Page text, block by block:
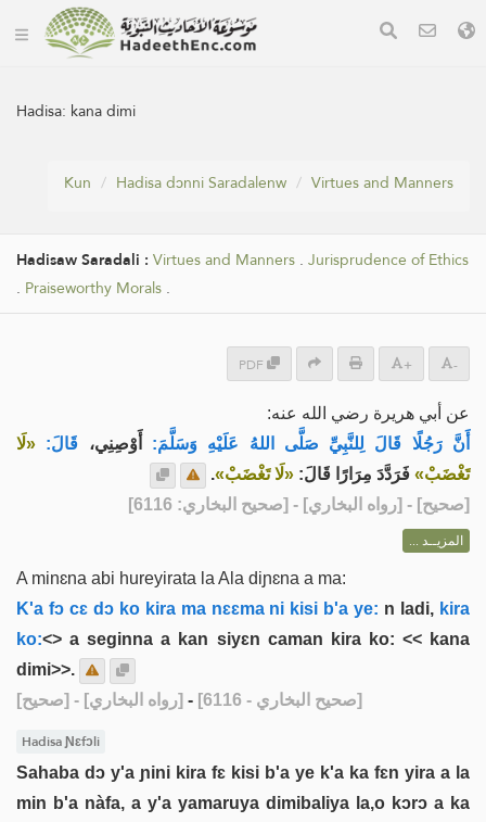
Hadisa: kana dimi
Kun Hadisa dɔnni Saradalenw Virtues and Manners
Hadisaw Saradali : Virtues and Manners . Jurisprudence of Ethics
. Praiseworthy Morals .
PDF + -
عن أبي هريرة رضي الله عنه:
أَنَّ رَجُلًا قَالَ لِلنَّبِيِّ صَلَّى اللهُ عَلَيْهِ وَسَلَّمَ: أَوْصِنِي، قَالَ: «لَا
تَغْضَبْ» فَرَدَّدَ مِرَارًا قَالَ: «لَا تَغْضَبْ».
[صحيح] - [رواه البخاري] - [صحيح البخاري: 6116]
المزيــد ...
A minɛna abi hureyirata la Ala diɲɛna a ma:
K'a fɔ cɛ dɔ ko kira ma nɛɛma ni kisi b'a ye: n ladi, kira
ko:<> a seginna a kan siyɛn caman kira ko: << kana
dimi>>.
[صحيح]
- [رواه البخاري] - [صحيح البخاري - 6116]
Hadisa Ɲɛfɔli
Sahaba dɔ y'a ɲini kira fɛ kisi b'a ye k'a ka fɛn yira a la
min b'a nàfa, a y'a yamaruya dimibaliya la,o kɔrɔ a ka